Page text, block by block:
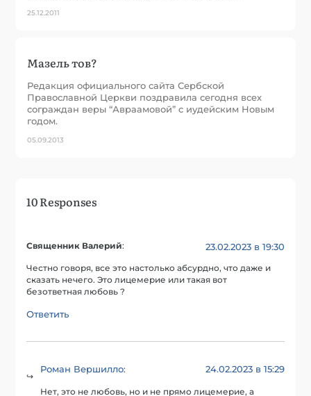
25.12.2011
Мазель тов?
Редакция официального сайта Сербской
Православной Церкви поздравила сегодня всех
сограждан веры “Авраамовой” с иудейским Новым
годом.
05.09.2013
10 Responses
Священник Валерий: 23.02.2023 в 19:30
Честно говоря, все это настолько абсурдно, что даже и
сказать нечего. Это лицемерие или такая вот
безответная любовь ?
Ответить
Роман Вершилло: 24.02.2023 в 15:29
Нет, это не любовь, но и не прямо лицемерие, а